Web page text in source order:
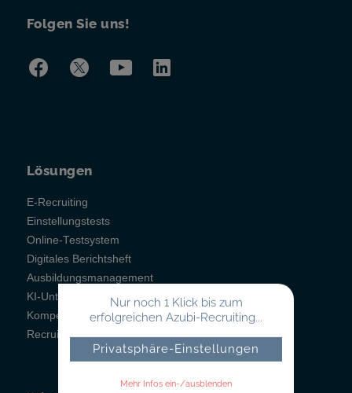
Folgen Sie uns!
Lösungen
E-Recruiting
Einstellungstests
Online-Testsystem
Digitales Berichtsheft
Ausbildungsmanagement
KI-Unterstützung
Kompetenzfeststellung
Recruitainment
Nur noch 1 Klick bis zum
erfolgreichen Azubi-Recruiting...
Privatsphäre-Einstellungen
Mehr Infos ein-/ausblenden